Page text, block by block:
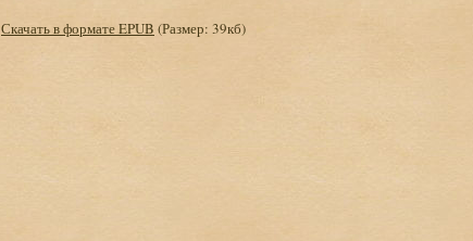
Скачать в формате EPUB (Размер: 39кб)